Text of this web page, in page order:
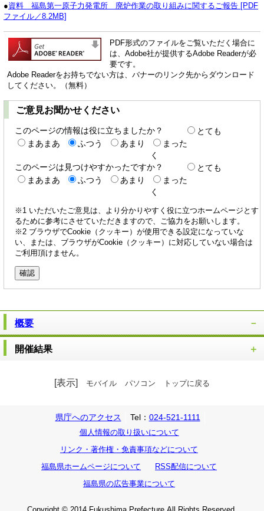
●資料 福島第一原子力発電所 廃炉作業の取り組みに関するご報告 [PDF
ファイル／8.2MB]
PDF形式のファイルをご覧いただく場合に
は、Adobe社が提供するAdobe Readerが必
要です。
Adobe Readerをお持ちでない方は、バナーのリンク先からダウンロード
してください。（無料）
ご意見お聞かせください
このページの情報は役に立ちましたか？
とても
まあまあ
ふつう あまり
まった
く
このページは見つけやすかったですか？
とても
まあまあ
ふつう あまり
まった
く
※1 いただいたご意見は、より分かりやすく役に立つホームページとす
るために参考にさせていただきますので、ご協力をお願いします。
※2 ブラウザでCookie（クッキー）が使用できる設定になっていな
い、または、ブラウザがCookie（クッキー）に対応していない場合は
ご利用頂けません。
概要
開催結果
[表示] モバイル パソコン トップに戻る
県庁へのアクセス Tel： 024-521-1111
個人情報の取り扱いについて
リンク・著作権・免責事項などについて
福島県ホームページについて
RSS配信について
福島県の広告事業について